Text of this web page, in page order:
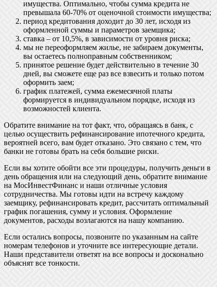
имущества. Оптимально, чтобы сумма кредита не
превышала 60-70% от оценочной стоимости имущества;
период кредитования доходит до 30 лет, исходя из
оформленной суммы и параметров заемщика;
ставка – от 10,5%, в зависимости от уровня риска;
мы не переоформляем жилье, не забираем документы,
вы остаетесь полноправным собственником;
принятое решение будет действительно в течение 30
дней, вы сможете еще раз все взвесить и только потом
оформить заем;
график платежей, сумма ежемесячной платы
формируется в индивидуальном порядке, исходя из
возможностей клиента.
Обратите внимание на тот факт, что, обращаясь в банк, с
целью осуществить рефинансирование ипотечного кредита,
вероятней всего, вам будет отказано. Это связано с тем, что
банки не готовы брать на себя большие риски.
Если вы хотите обойти все эти процедуры, получить деньги в
день обращения или на следующий день, обратите внимание
на МосИнвестФинанс и наши отличные условия
сотрудничества. Мы готовы идти на встречу каждому
заемщику, рефинансировать кредит, рассчитать оптимальный
график погашения, сумму и условия. Оформление
документов, расходы возлагаются на нашу компанию.
Если остались вопросы, позвоните по указанным на сайте
номерам телефонов и уточните все интересующие детали.
Наши представители ответят на все вопросы и досконально
объяснят все тонкости.